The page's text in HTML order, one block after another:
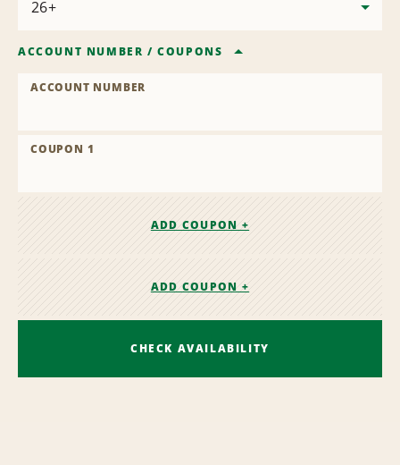
ACCOUNT NUMBER /COUPONS
ACCOUNT NUMBER
COUPON 1
ADD COUPON +
ADD COUPON +
CHECK AVAILABILITY